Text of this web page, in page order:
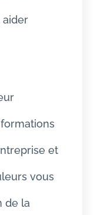
aider
et
vous
de la